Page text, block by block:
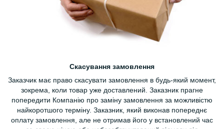
Скасування замовлення
Заказчик має право скасувати замовлення в будь-який момент,
зокрема, коли товар уже доставлений. Заказник прагне
попередити Компанію про заміну замовлення за можливістю
найкоротшого терміну. Заказник, який виконав попереднє
оплату замовлення, але не отримав його у встановлений час